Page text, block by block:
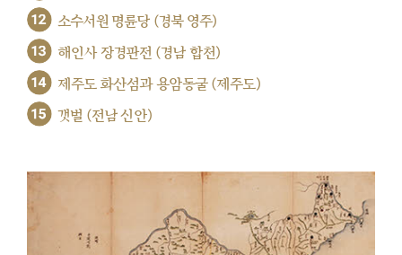
12 소수서원 명륜당 (경북 영주)
13 해인사 장경판전 (경남 합천)
14 제주도 화산섬과 용암동굴 (제주도)
15 갯벌 (전남 신안)